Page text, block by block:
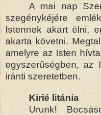
A mai nap
szegénykéjére
Istennek akart élni,
akarta követni.
amelyre az Isten
egyszerűségben, az
iránti szeretetben.
Kirié litánia
Urunk!